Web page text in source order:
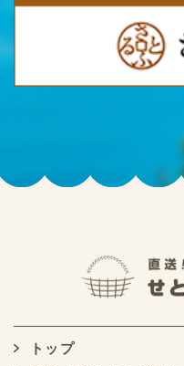
トップ